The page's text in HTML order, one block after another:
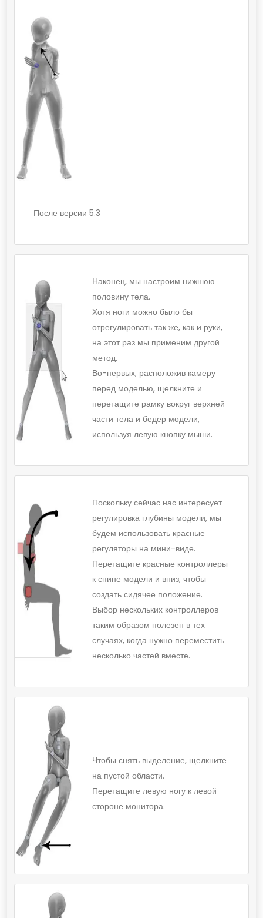
После версии 5.3
Наконец, мы настроим нижнюю
половину тела.
Хотя ноги можно было бы
отрегулировать так же, как и руки,
на этот раз мы применим другой
метод.
Во-первых, расположив камеру
перед моделью, щелкните и
перетащите рамку вокруг верхней
части тела и бедер модели,
используя левую кнопку мыши.
Поскольку сейчас нас интересует
регулировка глубины модели, мы
будем использовать красные
регуляторы на мини-виде.
Перетащите красные контроллеры
к спине модели и вниз, чтобы
создать сидячее положение.
Выбор нескольких контроллеров
таким образом полезен в тех
случаях, когда нужно переместить
несколько частей вместе.
Чтобы снять выделение, щелкните
на пустой области.
Перетащите левую ногу к левой
стороне монитора.